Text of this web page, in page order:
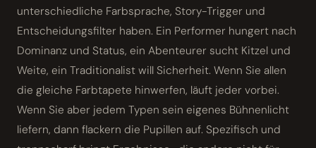
unterschiedliche Farbsprache, Story-Trigger und
Entscheidungsfilter haben. Ein Performer hungert nach
Dominanz und Status, ein Abenteurer sucht Kitzel und
Weite, ein Traditionalist will Sicherheit. Wenn Sie allen
die gleiche Farbtapete hinwerfen, läuft jeder vorbei.
Wenn Sie aber jedem Typen sein eigenes Bühnenlicht
liefern, dann flackern die Pupillen auf. Spezifisch und